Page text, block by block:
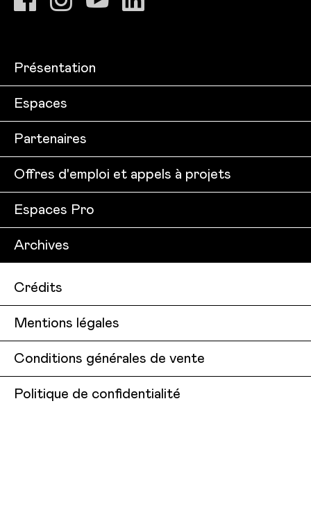
Présentation
Espaces
Partenaires
Offres d'emploi et appels à projets
Espaces Pro
Archives
Crédits
Mentions légales
Conditions générales de vente
Politique de confidentialité